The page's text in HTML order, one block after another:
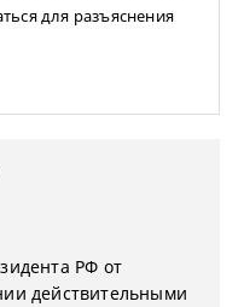
для разъяснения
РФ от
действительными